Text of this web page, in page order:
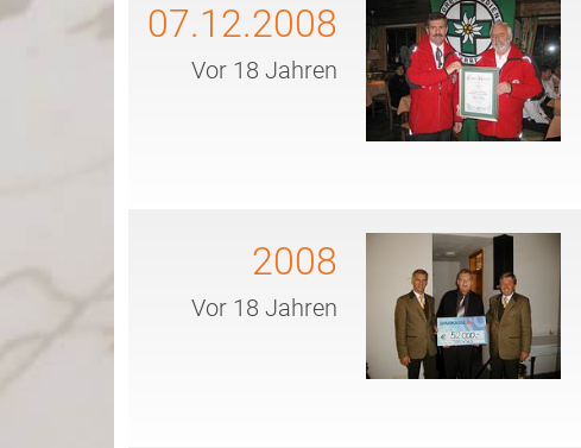
07.12.2008
Vor 18 Jahren
2008
Vor 18 Jahren